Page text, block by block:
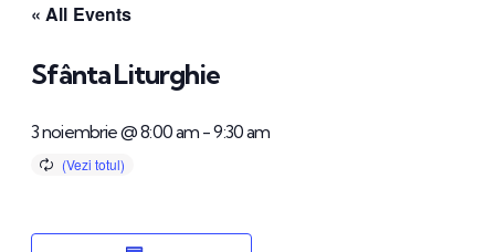
« All Events
Sfânta Liturghie
3 noiembrie @ 8:00 am -9:30 am